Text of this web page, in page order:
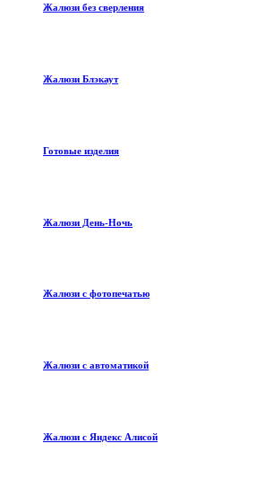
Жалюзи без сверления
Жалюзи Блэкаут
Готовые изделия
Жалюзи День-Ночь
Жалюзи с фотопечатью
Жалюзи с автоматикой
Жалюзи с Яндекс Алисой